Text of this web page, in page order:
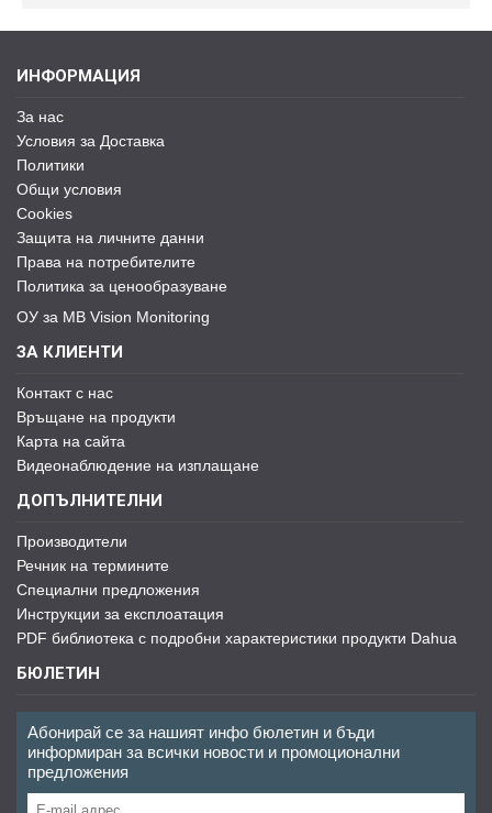
ИНФОРМАЦИЯ
За нас
Условия за Доставка
Политики
Общи условия
Cookies
Защита на личните данни
Права на потребителите
Политика за ценообразуване
ОУ за MB Vision Monitoring
ЗА КЛИЕНТИ
Контакт с нас
Връщане на продукти
Карта на сайта
Видеонаблюдение на изплащане
ДОПЪЛНИТЕЛНИ
Производители
Речник на термините
Специални предложения
Инструкции за експлоатация
PDF библиотека с подробни характеристики продукти Dahua
БЮЛЕТИН
Абонирай се за нашият инфо бюлетин и бъди
информиран за всички новости и промоционални
предложения